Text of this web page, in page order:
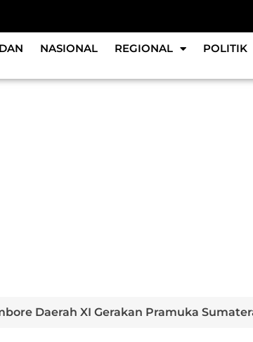
NASIONAL REGIONAL POLITIK
Daerah XI Gerakan Pramuka